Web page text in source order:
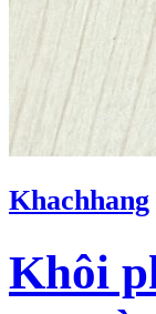
Khachhang
Khôi